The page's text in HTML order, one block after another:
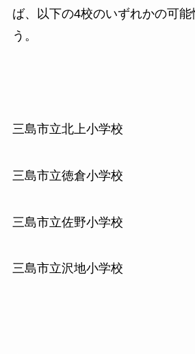
ば、以下の4校のいずれかの可能
う。
三島市立北上小学校
三島市立徳倉小学校
三島市立佐野小学校
三島市立沢地小学校